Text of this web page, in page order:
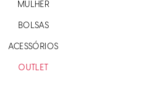
MULHER
BOLSAS
ACESSÓRIOS
OUTLET